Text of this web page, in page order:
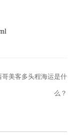
哥美客多头程海运是什
么？